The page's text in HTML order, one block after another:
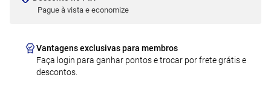
Pague à vista e economize
Vantagens exclusivas para membros
Faça login para ganhar pontos e trocar por frete grátis e
descontos.